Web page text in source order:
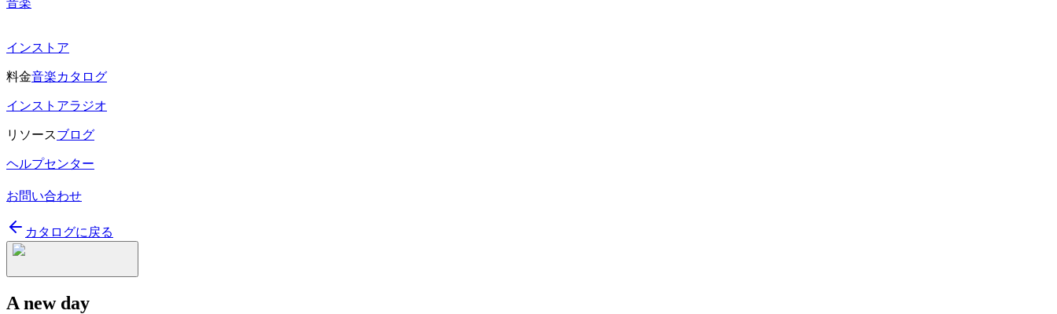
音楽
インストア
料金音楽カタログ
インストアラジオ
リソースブログ
ヘルプセンター
お問い合わせ
カタログに戻る
A new day